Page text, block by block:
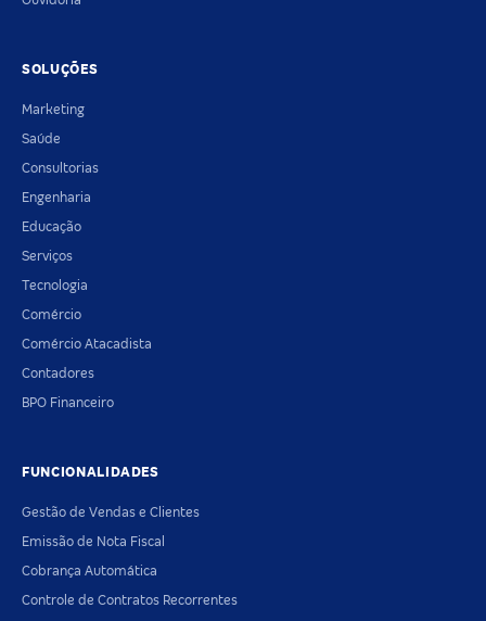
SOLUÇÕES
Marketing
Saúde
Consultorias
Engenharia
Educação
Serviços
Tecnologia
Comércio
Comércio Atacadista
Contadores
BPO Financeiro
FUNCIONALIDADES
Gestão de Vendas e Clientes
Emissão de Nota Fiscal
Cobrança Automática
Controle de Contratos Recorrentes